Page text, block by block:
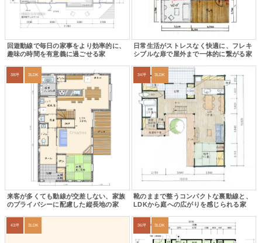
回遊動線で毎日の家事をより効率的に、
趣味の時間を有意義に過ごせる家
日常生活がストレスなく快適に、フレキ
シブルな扉で屋外まで一体的に繋がる家
38坪 3LDK
来客が多くても動線が交差しない、家族
のプライバシーに配慮した縦長地の家
34坪 3LDK
靴のままで整うコンパクトな裏動線と、
LDKから庭への広がりを感じられる家
43坪 3LDK 36坪 3LDK